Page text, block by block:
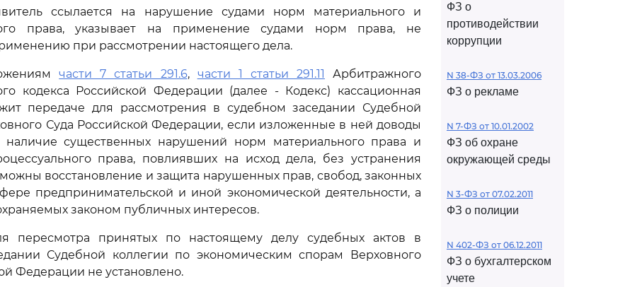
ссылается на нарушение судами норм материального и
права, указывает на применение судами норм права, не
при рассмотрении настоящего дела.
части 7 статьи 291.6, части 1 статьи 291.11
Арбитражного
кодекса Российской Федерации (далее - Кодекс) кассационная
передаче для рассмотрения в судебном заседании Судебной
Суда Российской Федерации, если изложенные в ней доводы
наличие существенных нарушений норм материального права и
права, повлиявших на исход дела, без устранения
восстановление и защита нарушенных прав, свобод, законных
предпринимательской и иной экономической деятельности, а
законом публичных интересов.
пересмотра принятых по настоящему делу судебных актов в
Судебной коллегии по экономическим спорам Верховного
Федерации не установлено.
ФЗ о
противодействии
коррупции
N 38-ФЗ от 13.03.2006
ФЗ о рекламе
N 7-ФЗ от 10.01.2002
ФЗ об охране
окружающей среды
N 3-ФЗ от 07.02.2011
ФЗ о полиции
N 402-ФЗ от 06.12.2011
ФЗ о бухгалтерском
учете